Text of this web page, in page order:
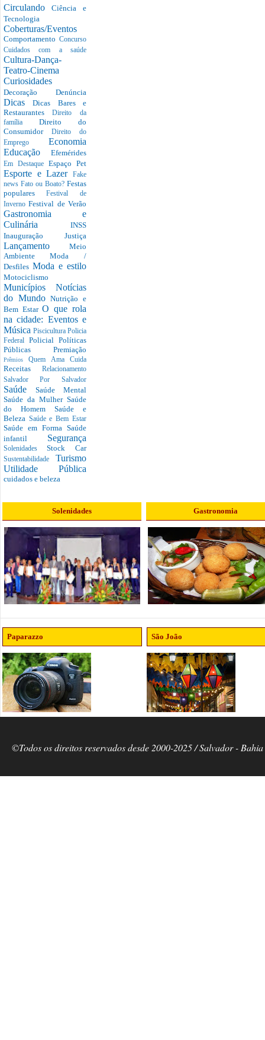
CirculandoCiência e
Tecnologia
Coberturas/Eventos
Comportamento Concurso
Cuidados com a saúde
Cultura-Dança-
Teatro-Cinema
Curiosidades
Decoração Denúncia
DicasDicas Bares e
RestaurantesDireito da
família Direito do
Consumidor Direito do
Emprego Economia
Educação Efemérides
Em Destaque Espaço Pet
Esporte e Lazer
Fake
news Fato ou Boato? Festas
popularesFestival de
InvernoFestival de Verão
Gastronomia e
Culinária INSS
Inauguração Justiça
Lançamento Meio
AmbienteModa /
Desfiles Moda e estilo
Motociclismo
Municípios Notícias
do MundoNutrição e
Bem EstarO que rola
na cidade: Eventos e
Música Piscicultura Policia
Federal Policial Políticas
Públicas Premiação
PrêmiosQuem Ama Cuida
Receitas Relacionamento
Salvador Por Salvador
Saúde Saúde Mental
Saúde da Mulher Saúde
do Homem Saúde e
Beleza Saúde e Bem Estar
Saúde em Forma Saúde
infantil Segurança
SolenidadesStock Car
Sustentabilidade Turismo
Utilidade Pública
cuidados e beleza
Solenidades Gastronomia
Paparazzo São João
©Todos os direitos reservados desde 2000-2025 / Salvador -